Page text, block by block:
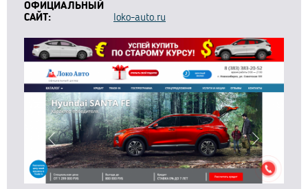
ОФИЦИАЛЬНЫЙ
САЙТ:
loko-auto.ru